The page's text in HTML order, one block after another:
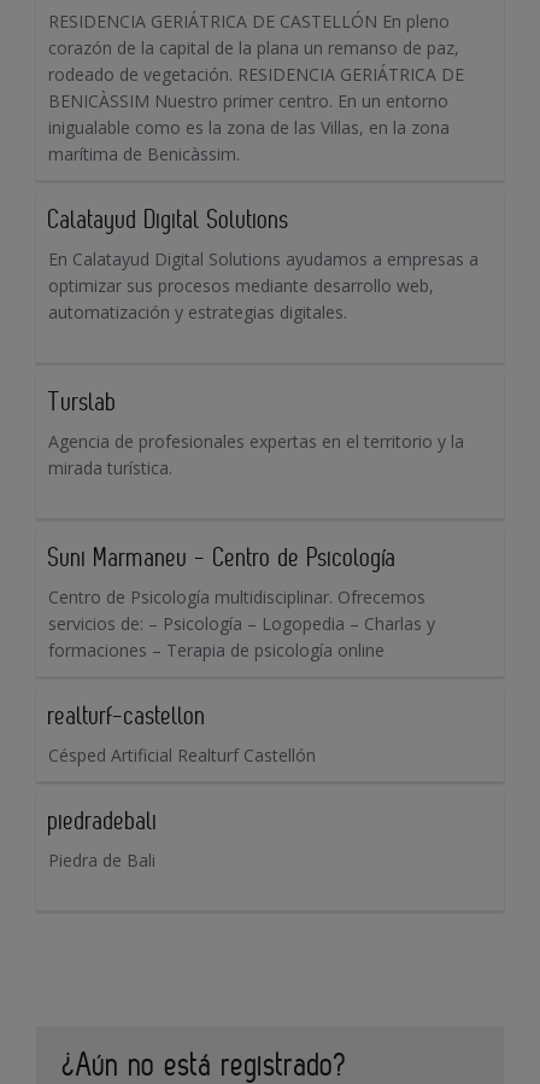
RESIDENCIA GERIÁTRICA DE CASTELLÓN En pleno
corazón de la capital de la plana un remanso de paz,
rodeado de vegetación. RESIDENCIA GERIÁTRICA DE
BENICÀSSIM Nuestro primer centro. En un entorno
inigualable como es la zona de las Villas, en la zona
marítima de Benicàssim.
Calatayud Digital Solutions
En Calatayud Digital Solutions ayudamos a empresas a
optimizar sus procesos mediante desarrollo web,
automatización y estrategias digitales.
Turslab
Agencia de profesionales expertas en el territorio y la
mirada turística.
Suni Marmaneu - Centro de Psicología
Centro de Psicología multidisciplinar. Ofrecemos
servicios de: – Psicología – Logopedia – Charlas y
formaciones – Terapia de psicología online
realturf-castellon
Césped Artificial Realturf Castellón
piedradebali
Piedra de Bali
¿Aún no está registrado?